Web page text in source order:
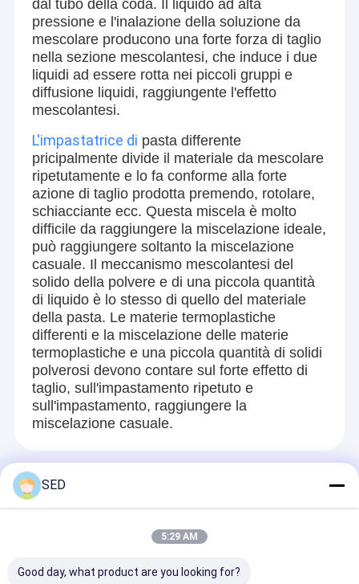
Notizia
Casi
Macchina di rifornimento della capsula
capsula che conta macchina
macchina della pressa di Tablet
macchina d'inscatolamento automatica
Macchina asciutta della gelata
etichettatrice automatica
Macchina di emulsione
Macchina imballatrice blister
macchina di incapsulamento del softgel
dal tubo della coda. Il liquido ad alta
pressione e l'inalazione della soluzione da
mescolare producono una forte forza di taglio
nella sezione mescolantesi, che induce i due
liquidi ad essere rotta nei piccoli gruppi e
diffusione liquidi, raggiungente l'effetto
mescolantesi.
L'impastatrice di pasta differente
pricipalmente divide il materiale da mescolare
ripetutamente e lo fa conforme alla forte
azione di taglio prodotta premendo, rotolare,
schiacciante ecc. Questa miscela è molto
difficile da raggiungere la miscelazione ideale,
può raggiungere soltanto la miscelazione
casuale. Il meccanismo mescolantesi del
solido della polvere e di una piccola quantità
di liquido è lo stesso di quello del materiale
della pasta. Le materie termoplastiche
differenti e la miscelazione delle materie
termoplastiche e una piccola quantità di solidi
polverosi devono contare sul forte effetto di
taglio, sull'impastamento ripetuto e
sull'impastamento, raggiungere la
miscelazione casuale.
Prodotti Raccomandati
Con certificazioni internazionali ISO 9001, CE e in collaborazione
con i principali partner globali di ricerca e sviluppo,Integriamo
scienze farmaceutiche all'avanguardia con eccezionali
innovazioni ingegneristiche per fornire, soluzioni affidabili e
altamente personalizzate, aiutando i nostri clienti a rimanere in
prima linea nel settore.
SED
5:29 AM
Good day, what product are you looking for?